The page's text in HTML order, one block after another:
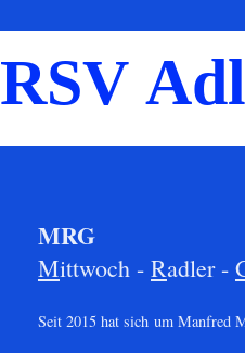
RSV
MRG
Mittwoch - Radler -
Seit 2015 hat sich um Manfred